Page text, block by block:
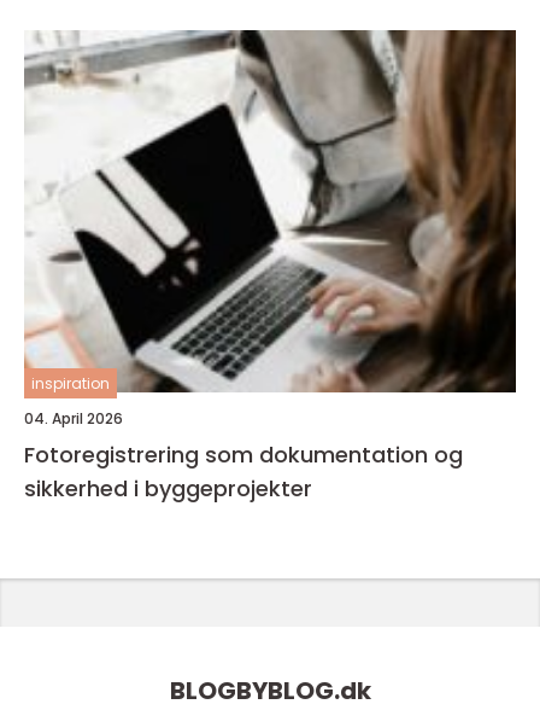
inspiration
04. April 2026
Fotoregistrering som dokumentation og
sikkerhed i byggeprojekter
BLOGBYBLOG.dk